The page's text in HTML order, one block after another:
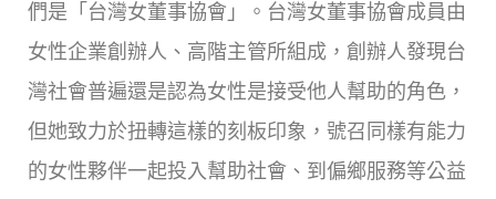
們是「台灣女董事協會」。台灣女董事協會成員由
女性企業創辦人、高階主管所組成，創辦人發現台
灣社會普遍還是認為女性是接受他人幫助的角色，
但她致力於扭轉這樣的刻板印象，號召同樣有能力
的女性夥伴一起投入幫助社會、到偏鄉服務等公益